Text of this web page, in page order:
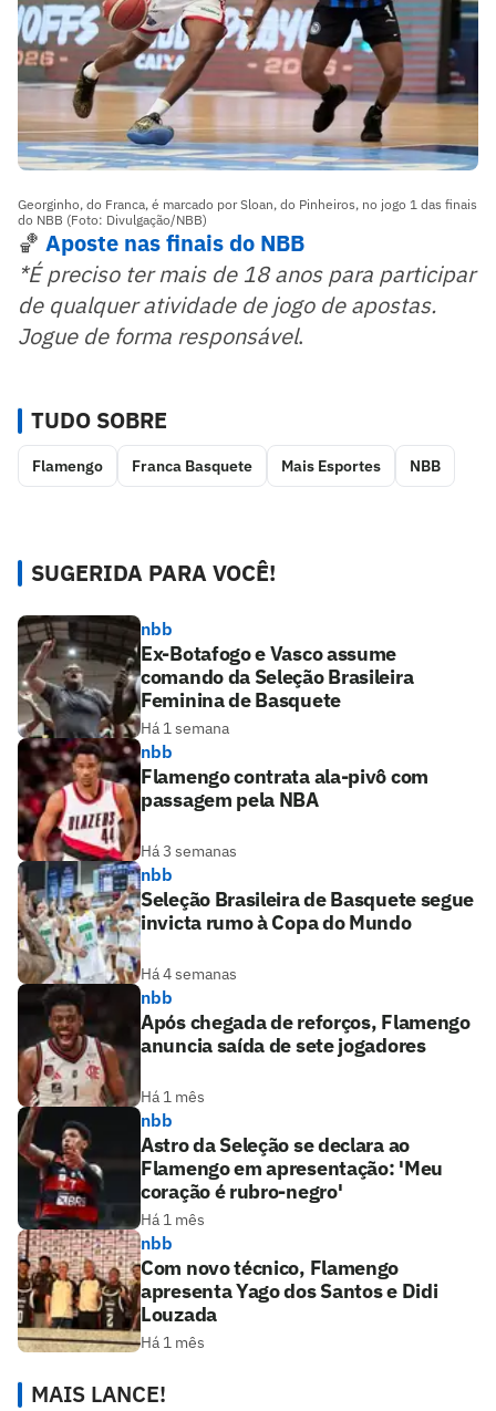
Georginho, do Franca, é marcado por Sloan, do Pinheiros, no jogo 1 das finais
do NBB (Foto: Divulgação/NBB)
🏀 Aposte nas finais do NBB
*É preciso ter mais de 18 anos para participar
de qualquer atividade de jogo de apostas.
Jogue de forma responsável.
TUDO SOBRE
Flamengo Franca Basquete Mais Esportes NBB
SUGERIDA PARA VOCÊ!
nbb
Ex-Botafogo e Vasco assume
comando da Seleção Brasileira
Feminina de Basquete
Há 1 semana
nbb
Flamengo contrata ala-pivô com
passagem pela NBA
Há 3 semanas
nbb
Seleção Brasileira de Basquete segue
invicta rumo à Copa do Mundo
Há 4 semanas
nbb
Após chegada de reforços, Flamengo
anuncia saída de sete jogadores
Há 1 mês
nbb
Astro da Seleção se declara ao
Flamengo em apresentação: 'Meu
coração é rubro-negro'
Há 1 mês
nbb
Com novo técnico, Flamengo
apresenta Yago dos Santos e Didi
Louzada
Há 1 mês
MAIS LANCE!